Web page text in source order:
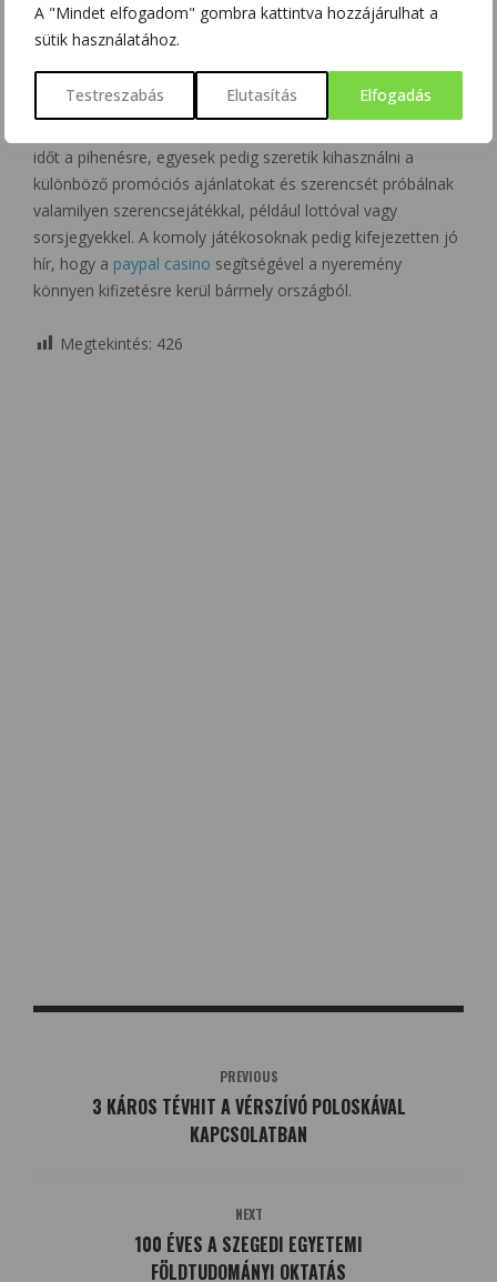
A "Mindet elfogadom" gombra kattintva hozzájárulhat a
sütik használatához.
Testreszabás Elutasítás Elfogadás
karácsony különleges és meghitt atmoszféráját, amely az
év legvarázslatosabb időszakává teszi ezt az ünnepet.
Turisták is jönnek hozzánk ünnepelni és belemerülni a
időt a pihenésre, egyesek pedig szeretik kihasználni a
különböző promóciós ajánlatokat és szerencsét próbálnak
valamilyen szerencsejátékkal, például lottóval vagy
sorsjegyekkel. A komoly játékosoknak pedig kifejezetten jó
hír, hogy a paypal casino segítségével a nyeremény
könnyen kifizetésre kerül bármely országból.
Megtekintés: 426
PREVIOUS
3 KÁROS TÉVHIT A VÉRSZÍVÓ POLOSKÁVAL
KAPCSOLATBAN
NEXT
100 ÉVES A SZEGEDI EGYETEMI
FÖLDTUDOMÁNYI OKTATÁS